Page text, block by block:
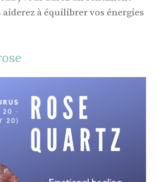
aiderez à équilibrer vos énergies